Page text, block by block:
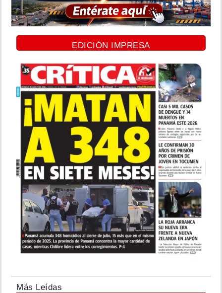
EDICIÓN IMPRESA
Más Leídas